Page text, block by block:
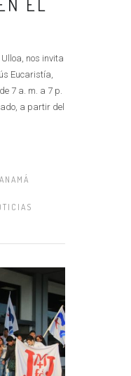
nos invita
Eucaristía,
7 a. m. a 7 p.
a partir del